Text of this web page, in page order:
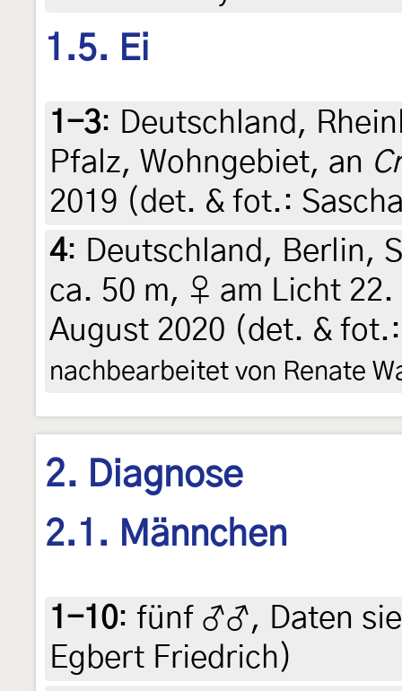
1.5. Ei
1-3: Deutschland,
Pfalz, Wohngebiet, an
2019 (det. & fot.:
4: Deutschland, Berlin,
ca. 50 m, ♀ am Licht
August 2020 (det. &
nachbearbeitet von Renate
2. Diagnose
2.1. Männchen
1-10: fünf ♂♂, Daten
Egbert Friedrich)